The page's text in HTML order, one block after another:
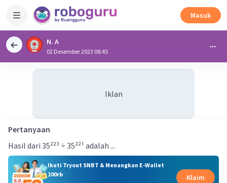
Masuk
N. A
02 Desember 2023 08:45
Iklan
Pertanyaan
Hasil dari 35²²³ ÷ 35²²¹ adalah ...
Ikuti Tryout SNBT & Menangkan E-Wallet
100rb
Klaim